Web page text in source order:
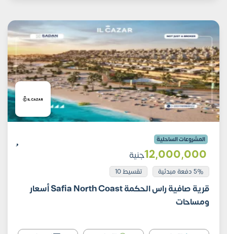
المشروعات الساحلية
12٬000٬000جنية
5% دفعة مبدئية تقسيط 10
قرية صافية راس الحكمة Safia North Coast أسعار
ومساحات